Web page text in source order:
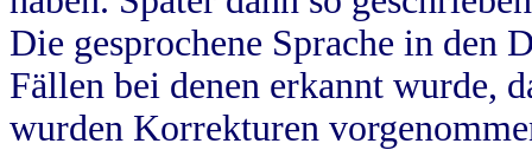
Die gesprochene Sprache in
Fällen bei denen erkannt wurde,
wurden Korrekturen